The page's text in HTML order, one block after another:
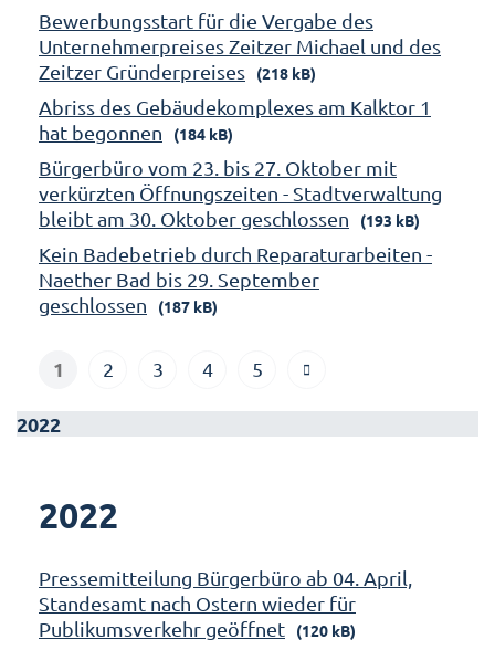
Bewerbungsstart für die Vergabe des
Unternehmerpreises Zeitzer Michael und des
Zeitzer Gründerpreises
(218 kB)
Abriss des Gebäudekomplexes am Kalktor 1
hat begonnen
(184 kB)
Bürgerbüro vom 23. bis 27. Oktober mit
verkürzten Öffnungszeiten - Stadtverwaltung
bleibt am 30. Oktober geschlossen
(193 kB)
Kein Badebetrieb durch Reparaturarbeiten -
Naether Bad bis 29. September
geschlossen
(187 kB)
1 2 3 4 5
2022
2022
Pressemitteilung Bürgerbüro ab 04. April,
Standesamt nach Ostern wieder für
Publikumsverkehr geöffnet
(120 kB)